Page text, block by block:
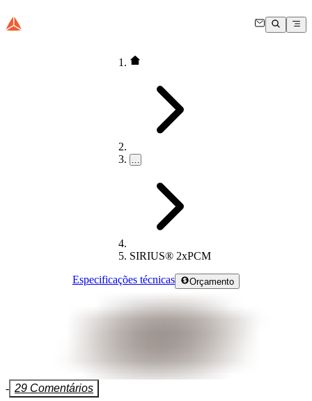
…
SIRIUS® 2xPCM
Especificações técnicas
Orçamento
- 29 Comentários